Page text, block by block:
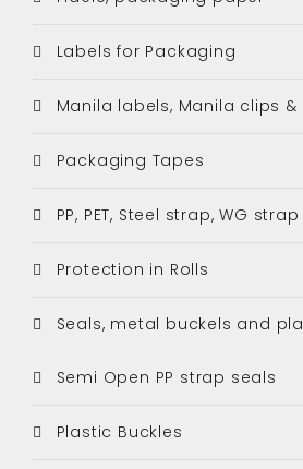
Labels for Packaging
Manila labels, Manila clips
Packaging Tapes
PP, PET, Steel strap, WG strap
Protection in Rolls
Seals, metal buckels and
Semi Open PP strap seals
Plastic Buckles